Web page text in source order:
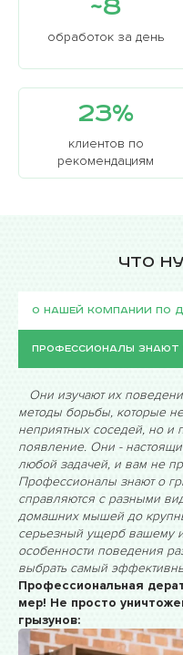
~8
обработок за день
23%
клиентов по
рекомендациям
Что
О нашей компании по
Профессионалы знают
Они изучают их
методы борьбы, которые
неприятных соседей, но и
появление. Они -
любой задачей, и вам не
Профессионалы знают о
справляются с разными
домашних мышей до
серьезный ущерб вашему
особенности поведения
выбрать самый
Профессиональная
мер! Не просто
грызунов: